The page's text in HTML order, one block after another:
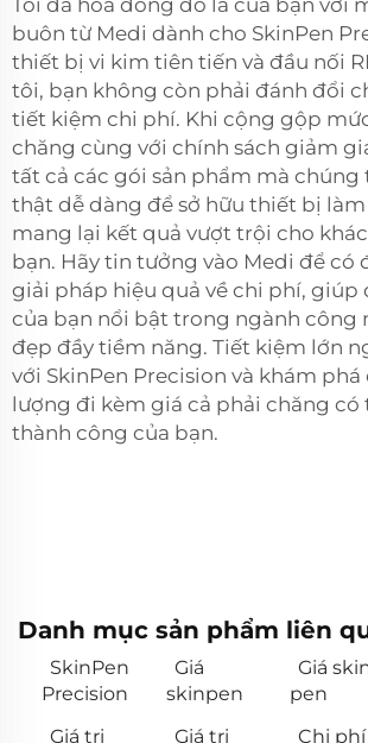
buôn từ Medi dành cho SkinPen
thiết bị vi kim tiên tiến và đầu nối
tôi, bạn không còn phải đánh đổi
tiết kiệm chi phí. Khi cộng gộp
chăng cùng với chính sách giảm
tất cả các gói sản phẩm mà chúng
thật dễ dàng để sở hữu thiết bị
mang lại kết quả vượt trội cho
bạn. Hãy tin tưởng vào Medi để có
giải pháp hiệu quả về chi phí, giúp
của bạn nổi bật trong ngành công
đẹp đầy tiềm năng. Tiết kiệm lớn
với SkinPen Precision và khám phá
lượng đi kèm giá cả phải chăng có
thành công của bạn.
Danh mục sản phẩm liên
SkinPen
Precision
Giá
skinpen
Giá
pen
Giá trị
Giá trị
Chi phí